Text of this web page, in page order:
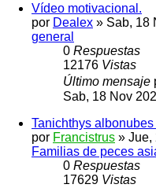
Vídeo motivacional.
por Dealex » Sab, 18
general
0 Respuestas
12176 Vistas
Último mensaje
Sab, 18 Nov
Tanichthys
por Francistrus » Jue,
Familias de peces
0 Respuestas
17629 Vistas